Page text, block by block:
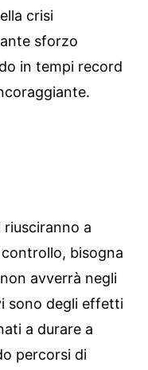
crisi
sforzo
in tempi record
riusciranno a
bisogna
avverrà negli
sono degli effetti
a durare a
percorsi di